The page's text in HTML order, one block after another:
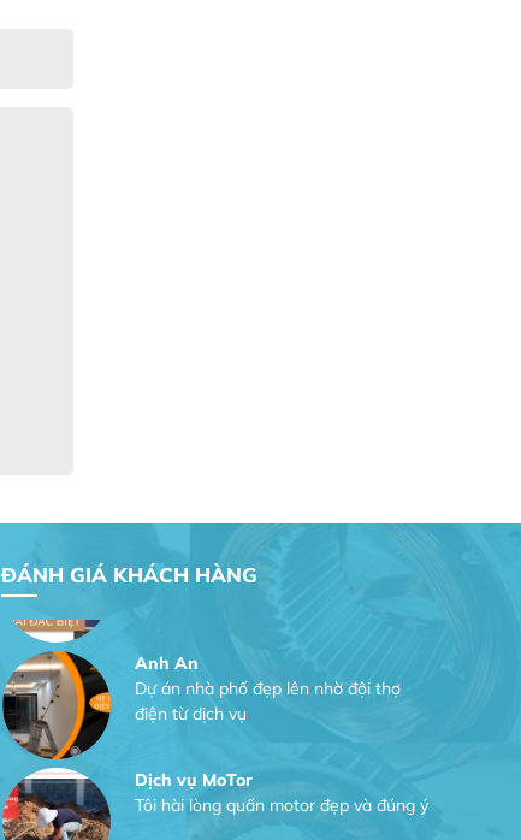
ĐÁNH GIÁ KHÁCH HÀNGGia Đình chúng tôi rất hài lòng dịch vụ
Anh An
Dự án nhà phố đẹp lên nhờ đội thợ
điện từ dịch vụ
Dịch vụ MoTor
Tôi hài lòng quấn motor đẹp và đúng ý